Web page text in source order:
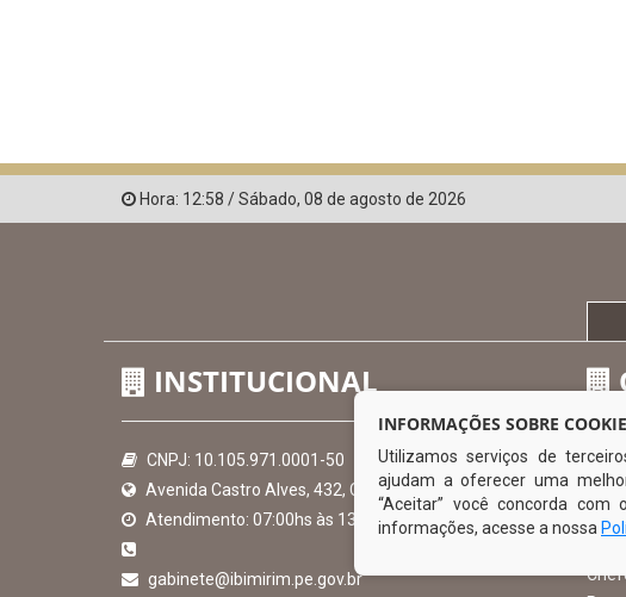
Hora: 12:58 /Sábado, 08 de agosto de 2026
INSTITUCIONAL
CNPJ: 10.105.971.0001-50
Avenida Castro Alves, 432, Centro - CEP: 56-580-000
Atendimento: 07:00hs às 13:00hs
gabinete@ibimirim.pe.gov.br
O
Vice
INFORMAÇÕES SOBRE
Utilizamos serviços de
ajudam a oferecer uma
“Aceitar” você concorda
informações, acesse a nossa